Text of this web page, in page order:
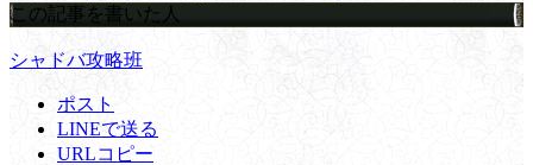
この記事を書いた人
シャドバ攻略班
ポスト
LINEで送る
URLコピー